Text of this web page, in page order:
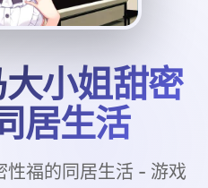
小姐甜密
居生活
性福的同居生活 - 游戏